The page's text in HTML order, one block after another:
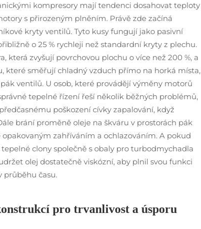
kompresory mají tendenci dosahovat teploty
s přirozeným plněním. Právě zde začíná
kryty ventilů. Tyto kusy fungují jako pasivní
o 25 % rychleji než standardní kryty z plechu.
která zvyšují povrchovou plochu o více než 200 %, a
které směřují chladný vzduch přímo na horká místa,
ventilů. U osob, které provádějí výměny motorů
tepelné řízení řeší několik běžných problémů,
poškození cívky zapalování, když
brání proměně oleje na škváru v prostorách pák
zahříváním a ochlazováním. A pokud
clony společně s obaly pro turbodmychadla
olej dostatečně viskózní, aby plnil svou funkci
průběhu času.
pro trvanlivost a úsporu